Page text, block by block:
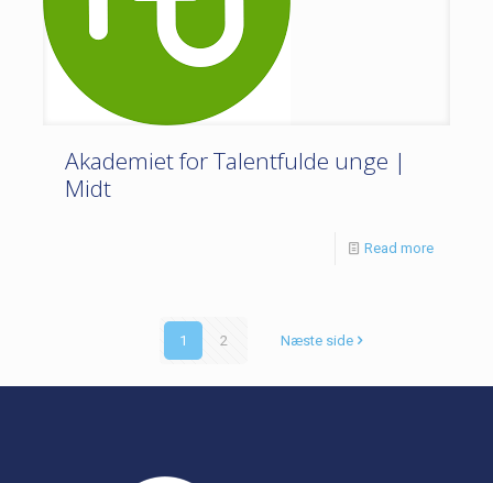
Akademiet for Talentfulde unge |
Midt
Read more
1 2 Næste side